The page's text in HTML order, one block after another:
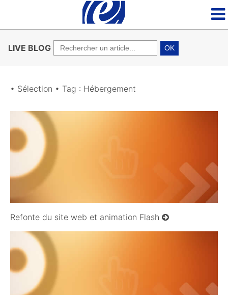
LIVE BLOG OK
• Sélection • Tag : Hébergement
23/12/2009
Refonte du site web et animation Flash
09/10/2008